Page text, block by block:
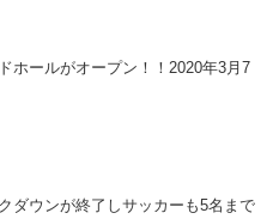
ホールがオープン！！2020年3月7
ダウンが終了しサッカーも5名まで